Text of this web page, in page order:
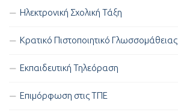
Ηλεκτρονική Σχολική Τάξη
Κρατικό Πιστοποιητικό Γλωσσομάθειας
Εκπαιδευτική Τηλεόραση
Επιμόρφωση στις ΤΠΕ